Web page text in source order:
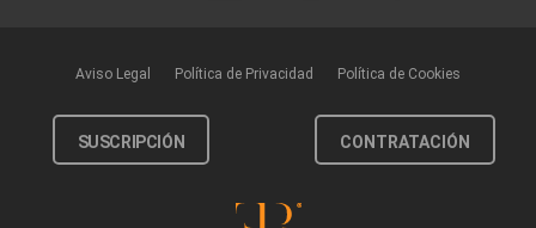
Aviso Legal Política de Privacidad Política de Cookies
SUSCRIPCIÓN CONTRATACIÓN